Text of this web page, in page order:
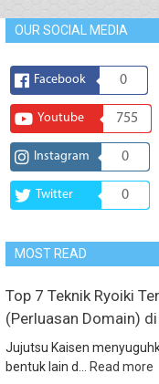
OUR SOCIAL MEDIA
Facebook 0
Youtube 755
Instagram 0
Twitter 0
MOST READ
Top 7 Teknik Ryoiki
(Perluasan Domain)
Jujutsu Kaisen
bentuk lain d...
Read more